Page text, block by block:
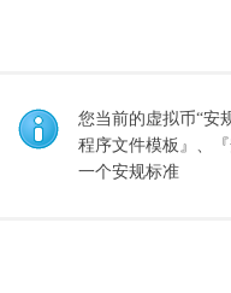
索
您当前的虚拟币“安
程序文件模板』、
一个安规标准